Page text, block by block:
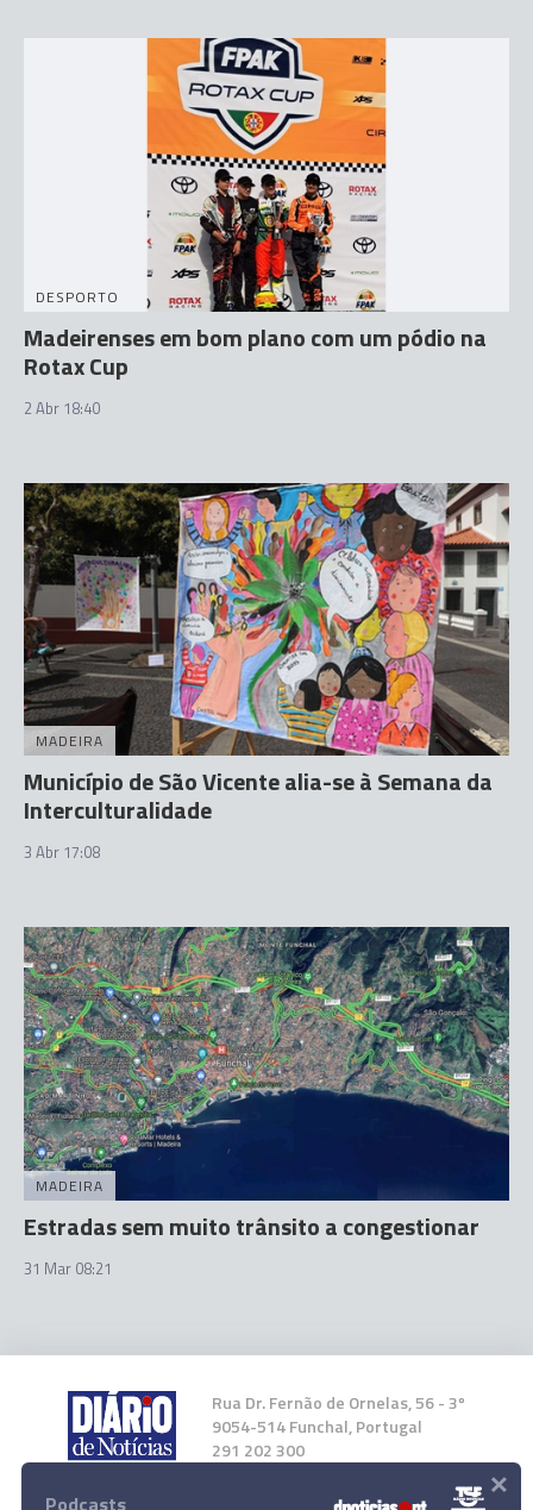
DESPORTO
Madeirenses em bom plano com um pódio na
Rotax Cup
2 Abr 18:40
MADEIRA
Município de São Vicente alia-se à Semana da
Interculturalidade
3 Abr 17:08
MADEIRA
Estradas sem muito trânsito a congestionar
31 Mar 08:21
Rua Dr. Fernão de Ornelas, 56 - 3º
9054-514 Funchal, Portugal
291 202 300
Instale a nossa App
Podcasts ×